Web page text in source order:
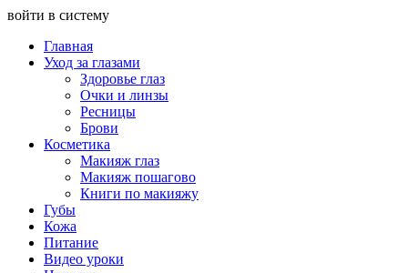
войти в систему
Главная
Уход за глазами
Здоровье глаз
Очки и линзы
Ресницы
Брови
Косметика
Макияж глаз
Макияж пошагово
Книги по макияжу
Губы
Кожа
Питание
Видео уроки